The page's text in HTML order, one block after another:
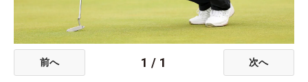
前へ 1 / 1 次へ